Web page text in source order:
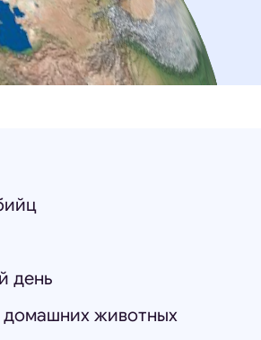
день
домашних животных